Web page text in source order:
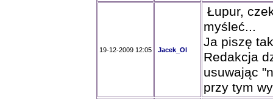
19-12-2009 12:05 Jacek_Ol
Łupur,
myśleć...
Ja piszę
Redakcja
usuwając
przy tym